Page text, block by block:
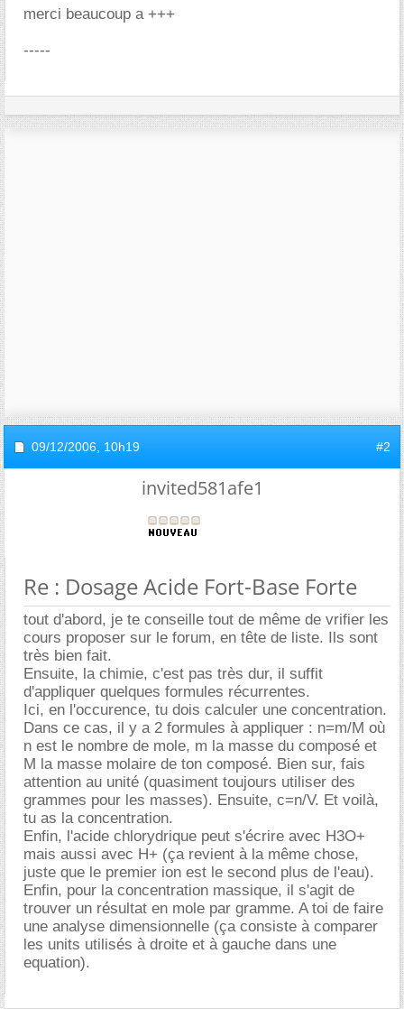
merci beaucoup a +++
-----
09/12/2006, 10h19 #2
invited581afe1
Re : Dosage Acide Fort-Base Forte
tout d'abord, je te conseille tout de même de vrifier les
cours proposer sur le forum, en tête de liste. Ils sont
très bien fait.
Ensuite, la chimie, c'est pas très dur, il suffit
d'appliquer quelques formules récurrentes.
Ici, en l'occurence, tu dois calculer une concentration.
Dans ce cas, il y a 2 formules à appliquer : n=m/M où
n est le nombre de mole, m la masse du composé et
M la masse molaire de ton composé. Bien sur, fais
attention au unité (quasiment toujours utiliser des
grammes pour les masses). Ensuite, c=n/V. Et voilà,
tu as la concentration.
Enfin, l'acide chlorydrique peut s'écrire avec H3O+
mais aussi avec H+ (ça revient à la même chose,
juste que le premier ion est le second plus de l'eau).
Enfin, pour la concentration massique, il s'agit de
trouver un résultat en mole par gramme. A toi de faire
une analyse dimensionnelle (ça consiste à comparer
les units utilisés à droite et à gauche dans une
equation).